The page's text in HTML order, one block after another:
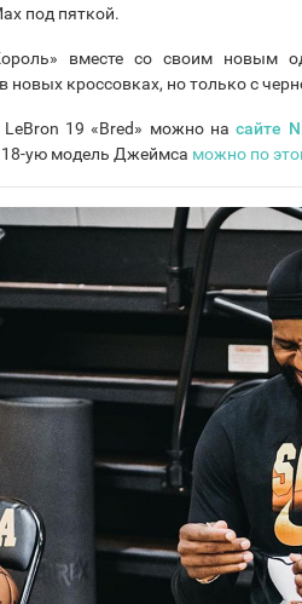
под пяткой.
вместе со своим новым
новых кроссовках, но только с
LeBron 19 «Bred» можно насайте
18-ую модель Джеймса можно по